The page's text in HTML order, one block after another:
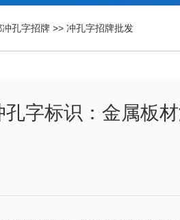
冲孔字招牌 >> 冲孔字招牌批发
孔字标识：金属板